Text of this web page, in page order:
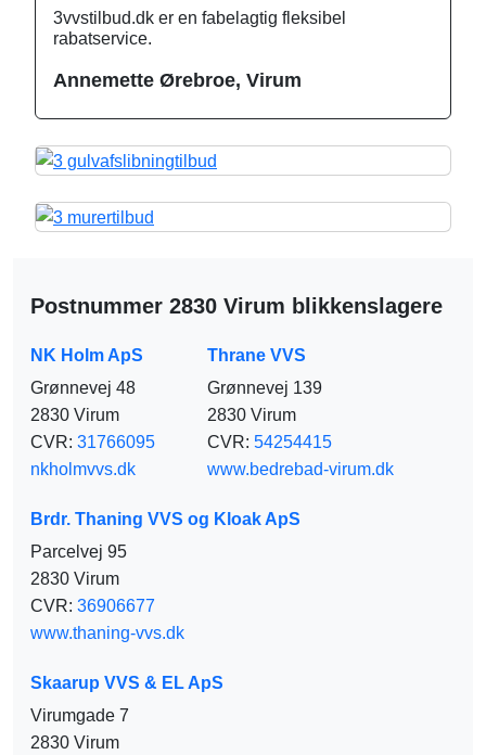
3vvstilbud.dk er en fabelagtig fleksibel
rabatservice.
Annemette Ørebroe, Virum
Postnummer 2830 Virum blikkenslagere
NK Holm ApS
Grønnevej 48
2830 Virum
CVR: 31766095
nkholmvvs.dk
Thrane VVS
Grønnevej 139
2830 Virum
CVR: 54254415
www.bedrebad-virum.dk
Brdr. Thaning VVS og Kloak ApS
Parcelvej 95
2830 Virum
CVR: 36906677
www.thaning-vvs.dk
Skaarup VVS & EL ApS
Virumgade 7
2830 Virum